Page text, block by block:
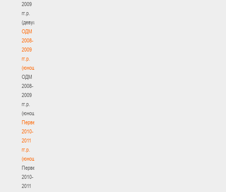
2009
гг.р.
(девушки)
ОДМ
2008-
2009
гг.р.
(юноши)
ОДМ
2008-
2009
гг.р.
(юноши)
Первенство
2010-
2011
гг.р.
(юноши)
Первенство
2010-
2011